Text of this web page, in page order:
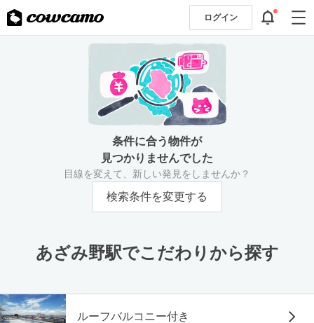
ログイン
条件に合う物件が
見つかりませんでした
目線を変えて、新しい発見をしませんか？
検索条件を変更する
あざみ野駅でこだわりから探す
ルーフバルコニー付き